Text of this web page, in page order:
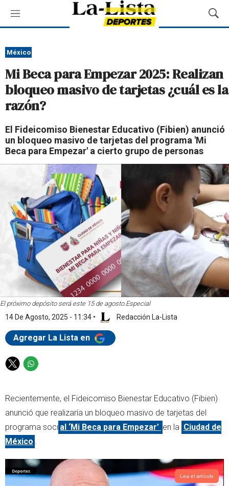
M
e
ú
M
o
a
r
B
q
u
a
México
Mi Beca para Empezar 2025: Realizan
bloqueo masivo de tarjetas ¿cuál es la
razón?
El Fideicomiso Bienestar Educativo (Fibien) anunció
un bloqueo masivo de tarjetas del programa 'Mi
Beca para Empezar' a cierto grupo de personas
El próximo depósito será este 15 de agosto.Especial
14 De Agosto, 2025 - 11:34 • Redacción La-Lista
Agregar La Lista en
T
t
t
r
W
t
s
p
p
Recientemente, el Fideicomiso Bienestar Educativo (Fibien)
anunció que realizaría un bloqueo masivo de tarjetas del
programa soci al ‘Mi Beca para Empezar’ en la Ciudad de
México .
Lea el artículo